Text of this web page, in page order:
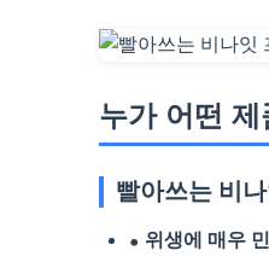
누가 어떤
빨아쓰는 비
위생에 매우